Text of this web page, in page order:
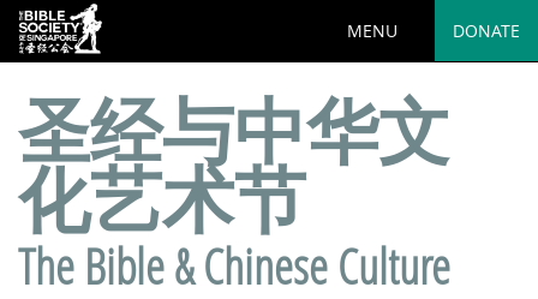
MENU DONATE
圣经与中华文
化艺术节
The Bible & Chinese Culture